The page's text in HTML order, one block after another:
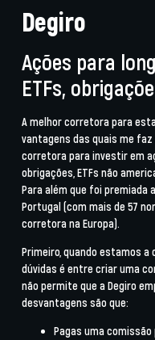
Degiro
Ações para
ETFs,
A melhor corretora para
vantagens das quais me
corretora para investir em
obrigações, ETFs não
Para além que foi premiada
Portugal (com mais de 57
corretora na Europa).
Primeiro, quando estamos
dúvidas é entre criar uma
não permite que a Degiro
desvantagens são que:
Pagas uma